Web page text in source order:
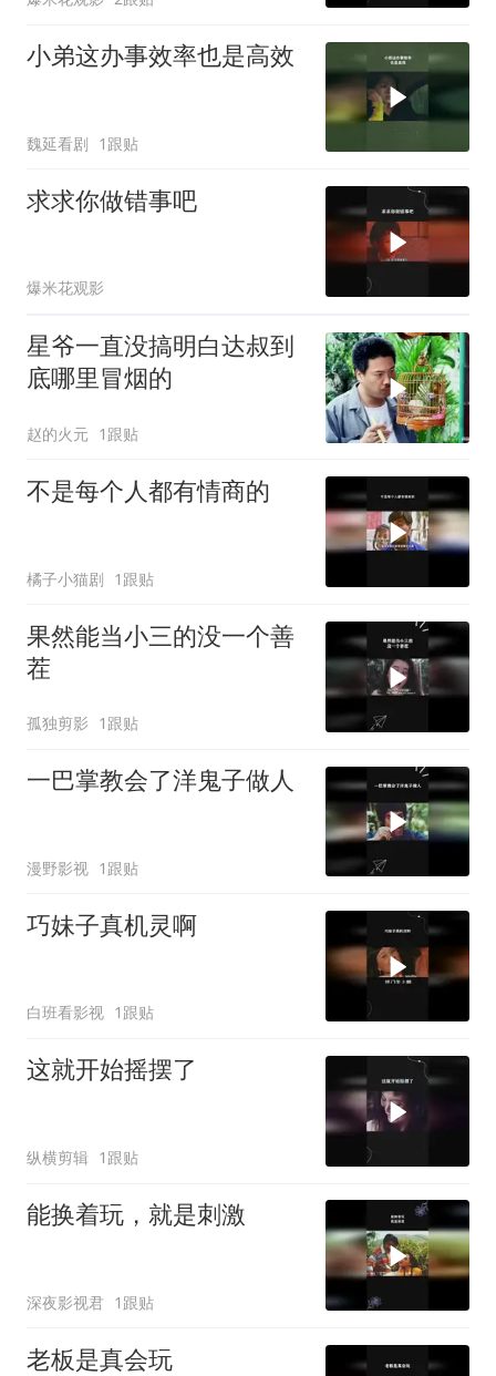
小弟这办事效率也是高效
魏延看剧 1跟贴
求求你做错事吧
爆米花观影
星爷一直没搞明白达叔到
底哪里冒烟的
赵的火元 1跟贴
不是每个人都有情商的
橘子小猫剧 1跟贴
果然能当小三的没一个善
茬
孤独剪影 1跟贴
一巴掌教会了洋鬼子做人
漫野影视 1跟贴
巧妹子真机灵啊
白班看影视 1跟贴
这就开始摇摆了
纵横剪辑 1跟贴
能换着玩，就是刺激
深夜影视君 1跟贴
老板是真会玩